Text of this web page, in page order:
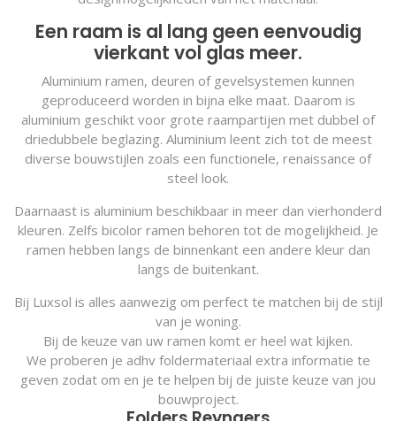
Een raam is al lang geen eenvoudig
vierkant vol glas meer.
Aluminium ramen, deuren of gevelsystemen kunnen
geproduceerd worden in bijna elke maat. Daarom is
aluminium geschikt voor grote raampartijen met dubbel of
driedubbele beglazing. Aluminium leent zich tot de meest
diverse bouwstijlen zoals een functionele, renaissance of
steel look.
Daarnaast is aluminium beschikbaar in meer dan vierhonderd
kleuren. Zelfs bicolor ramen behoren tot de mogelijkheid. Je
ramen hebben langs de binnenkant een andere kleur dan
langs de buitenkant.
Bij Luxsol is alles aanwezig om perfect te matchen bij de stijl
van je woning.
Bij de keuze van uw ramen komt er heel wat kijken.
We proberen je adhv foldermateriaal extra informatie te
geven zodat om en je te helpen bij de juiste keuze van jou
bouwproject.